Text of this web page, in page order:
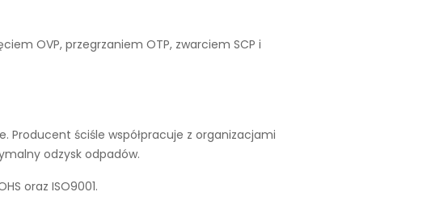
OVP, przegrzaniem OTP, zwarciem SCP i
Producent ściśle współpracuje z organizacjami
odzysk odpadów.
oraz ISO9001.